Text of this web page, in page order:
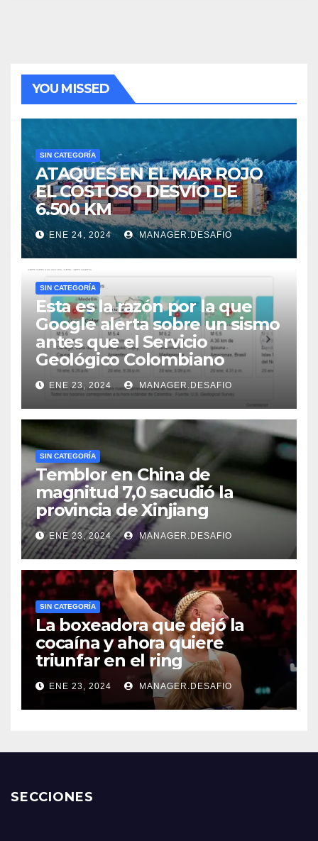
YOU MISSED
SIN CATEGORÍA
ATAQUES EN EL MAR ROJO
EL COSTOSO DESVÍO DE
6.500 KM
ENE 24, 2024 MANAGER.DESAFIO
SIN CATEGORÍA
Esta es la razón por la que
Google alerta sobre un sismo
antes que el Servicio
Geológico Colombiano
ENE 23, 2024 MANAGER.DESAFIO
SIN CATEGORÍA
Temblor en China de
magnitud 7,0 sacudió la
provincia de Xinjiang
ENE 23, 2024 MANAGER.DESAFIO
SIN CATEGORÍA
La boxeadora que dejó la
cocaína y ahora quiere
triunfar en el ring​
ENE 23, 2024 MANAGER.DESAFIO
SECCIONES